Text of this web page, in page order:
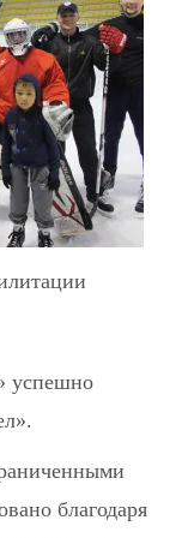
успешно
благодаря